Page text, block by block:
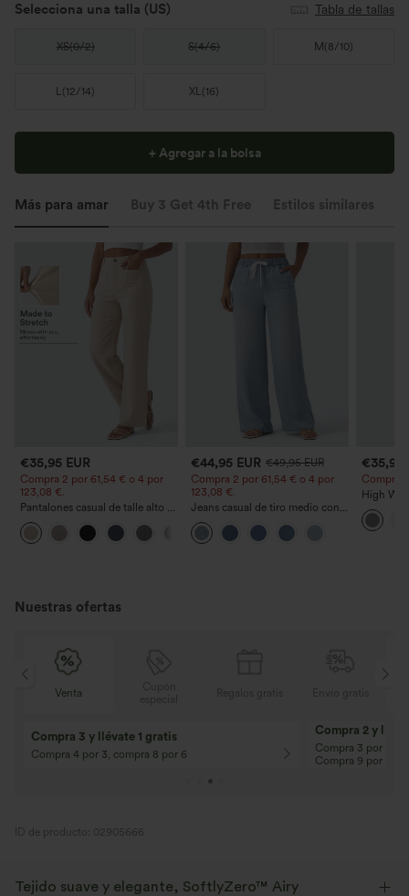
Selecciona una talla (US) Tabla de tallas
XS(0/2) S(4/6) M (8/10)
L(12/14) XL(16)
+ Agregar a la bolsa
Más para amar Buy 3 Get 4th Free Estilos similares
€35,95 EUR
Compra 2 por 61,54 € o 4 por
123,08 €.
Pantalones casual de talle alto y
pierna recta con tacto de lino y
bolsillos
€44,95 EUR €49,95 EUR
Compra 2 por 61,54 € o 4 por
123,08 €.
Jeans casual de tiro medio con
cordón y bolsillos
€35,95
Compra
High
Straight
Nuestras ofertas
Cupón
especial
10% de descuento
¡En pedidos superiores a 107,00 EUR!
Código: Aug2026
12% de
¡En pedidos
Código: Aug2026
ID de producto: 02905666
Tejido suave y elegante, SoftlyZero™ Airy